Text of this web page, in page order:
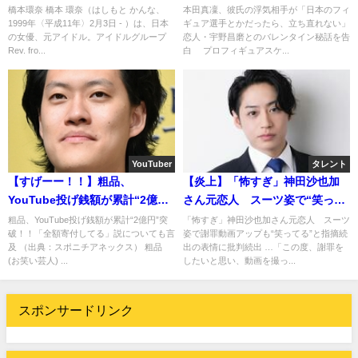
を警戒し神対応
橋本環奈 橋本 環奈（はしもと かんな、
1999年〈平成11年〉2月3日 - ）は、日本
の女優、元アイドル。アイドルグループ
Rev. fro...
ら、立ち直れない」 恋人・宇
野昌磨とは・・・
本田真凜、彼氏の浮気相手が「日本のフィ
ギュア選手とかだったら、立ち直れない」
恋人・宇野昌磨とのバレンタイン秘話を告
白 プロフィギュアスケ...
YouTuber
【すげーー！！】粗品、
YouTube投げ銭額が累計“2億
円”突破！全額寄付へ(*ﾟ▽ﾟ*)
粗品、YouTube投げ銭額が累計“2億円”突
破！！「全額寄付してる」説についても言
及 （出典：スポニチアネックス） 粗品
(お笑い芸人) ...
タレント
【炎上】「怖すぎ」神田沙也加
さん元恋人 スーツ姿で“笑って
る”謝罪動画アップ
「怖すぎ」神田沙也加さん元恋人 スーツ
姿で謝罪動画アップも“笑ってる”と指摘続
出の表情に批判続出 …「この度、謝罪を
したいと思い、動画を撮っ...
スポンサードリンク